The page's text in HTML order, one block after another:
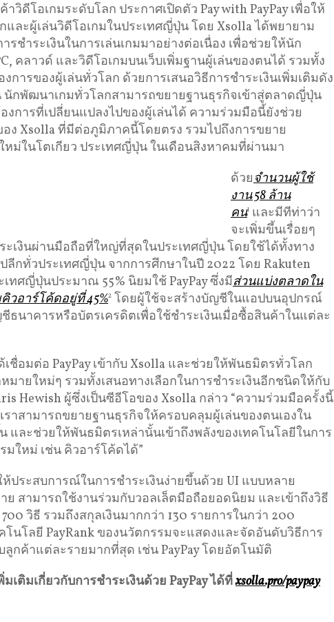
วิดีโอเกมระดับโลก ประกาศเปิดตัว Pay with PayPay เพื่อให้
ละผู้เล่นวิดีโอเกมในประเทศญี่ปุ่น โดย Xsolla ได้พยายาม
ชำระเงินในการเล่นเกมมาอย่างต่อเนื่อง เพื่อช่วยให้นัก
คลาวด์ และวิดีโอเกมบนเว็บเพิ่มฐานผู้เล่นของตนได้ รวมทั้ง
การของผู้เล่นทั่วโลก ด้วยการเสนอวิธีการชำระเงินเพิ่มเติมดัง
นักพัฒนาเกมทั่วโลกสามารถขยายฐานธุรกิจเข้าสู่ตลาดญี่ปุ่น
การที่เปลี่ยนแปลงไปของผู้เล่นได้ ความร่วมมือนี้ยังช่วย
ง Xsolla ที่มีต่อภูมิภาคนี้โดยตรง รวมไปถึงการขยาย
ม่ในโตเกียว ประเทศญี่ปุ่น ในเดือนสิงหาคมที่ผ่านมา
ด้วยจำนวนผู้ใช้
งาน 58 ล้าน
คน1 และมีทีท่าว่า
จะเพิ่มขึ้นเรื่อยๆ
ระเงินผ่านมือถือที่ใหญ่ที่สุดในประเทศญี่ปุ่น โดยใช้ได้ทั้งทาง
กทั่วประเทศญี่ปุ่น จากการศึกษาในปี 2022 โดย Rakuten
ทศญี่ปุ่นประมาณ 55% นิยมใช้ PayPay ซึ่งมีส่วนแบ่งตลาดใน
วอาร์โค้ดอยู่ที่ 45%2 โดยผู้ใช้จะสร้างบัญชีในแอปบนอุปกรณ์
ธนาคารหรือบัตรเครดิตเพื่อใช้ชำระเงินเมื่อซื้อสินค้าในแต่ละ
เชื่อมต่อ PayPay เข้ากับ Xsolla และช่วยให้พันธมิตรทั่วโลก
หมายใหม่ๆ รวมทั้งเสนอทางเลือกในการชำระเงินอีกชนิดให้กับ
Hewish ผู้ซึ่งเป็นซีอีโอของ Xsolla กล่าว “ความร่วมมือครั้งนี้
าสามารถขยายฐานธุรกิจให้ครอบคลุมผู้เล่นของตนเองใน
และช่วยให้พันธมิตรเหล่านั้นเข้าถึงพลังของเทคโนโลยีในการ
มใหม่ เช่น คิวอาร์โค้ดได้”
ห้ประสบการณ์ในการชำระเงินง่ายขึ้นด้วย UI แบบหลาย
สามารถใช้งานร่วมกับวอลเล็ตมือถือยอดนิยม และเข้าถึงวิธี
วิธี รวมถึงสกุลเงินมากกว่า 130 รายการในกว่า 200
นโลยี PayRank ของนวัตกรรมจะแสดงและจัดอันดับวิธีการ
ลูกค้าแต่ละรายมากที่สุด เช่น PayPay โดยอัตโนมัติ
เติมเกี่ยวกับการชำระเงินด้วย PayPayได้ที่xsolla.pro/paypay